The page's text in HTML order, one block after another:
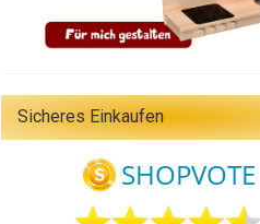
Sicheres Einkaufen